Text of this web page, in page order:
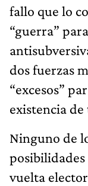
fallo que lo
“guerra”
dos fuerzas
“excesos”
existencia
Ninguno de
posibilidades
vuelta